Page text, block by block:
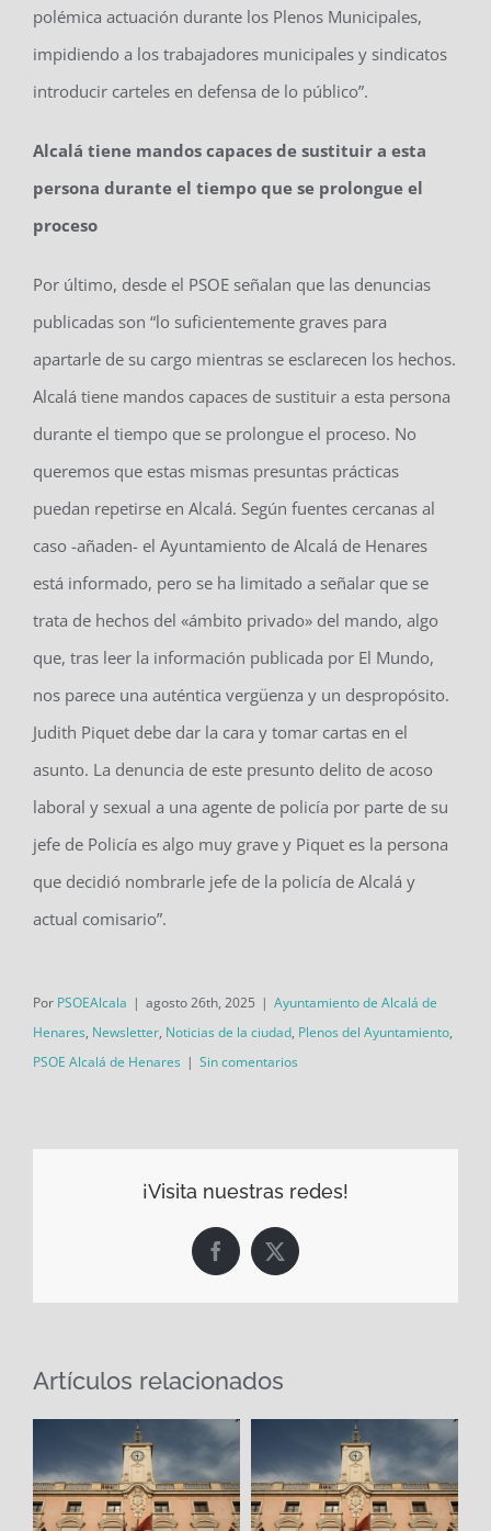
polémica actuación durante los Plenos Municipales,
impidiendo a los trabajadores municipales y sindicatos
introducir carteles en defensa de lo público”.
Alcalá tiene mandos capaces de sustituir a esta
persona durante el tiempo que se prolongue el
proceso
Por último, desde el PSOE señalan que las denuncias
publicadas son “lo suficientemente graves para
apartarle de su cargo mientras se esclarecen los hechos.
Alcalá tiene mandos capaces de sustituir a esta persona
durante el tiempo que se prolongue el proceso. No
queremos que estas mismas presuntas prácticas
puedan repetirse en Alcalá. Según fuentes cercanas al
caso -añaden- el Ayuntamiento de Alcalá de Henares
está informado, pero se ha limitado a señalar que se
trata de hechos del «ámbito privado» del mando, algo
que, tras leer la información publicada por El Mundo,
nos parece una auténtica vergüenza y un despropósito.
Judith Piquet debe dar la cara y tomar cartas en el
asunto. La denuncia de este presunto delito de acoso
laboral y sexual a una agente de policía por parte de su
jefe de Policía es algo muy grave y Piquet es la persona
que decidió nombrarle jefe de la policía de Alcalá y
actual comisario”.
Por PSOEAlcala | agosto 26th, 2025 | Ayuntamiento de Alcalá de
Henares, Newsletter, Noticias de la ciudad, Plenos del Ayuntamiento,
PSOE Alcalá de Henares | Sin comentarios
¡Visita nuestras redes!
Facebook
X
Artículos relacionados